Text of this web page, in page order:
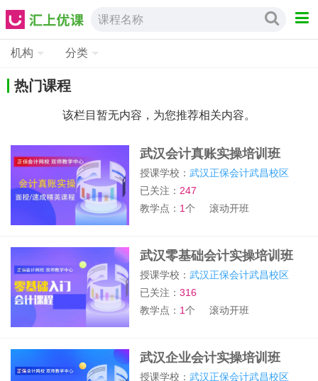
课程名称
机构 分类
热门课程
该栏目暂无内容，为您推荐相关内容。
武汉会计真账实操培训班
授课学校：武汉正保会计武昌校区
已关注： 247
教学点： 1个 滚动开班
武汉零基础会计实操培训班
授课学校：武汉正保会计武昌校区
已关注：316
教学点： 1个 滚动开班
武汉企业会计实操培训班
授课学校：武汉正保会计武昌校区